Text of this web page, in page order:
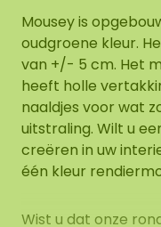
Mousey is
oudgroene kleur.
van +/- 5 cm. Het
heeft holle
naaldjes voor wat
uitstraling. Wilt u
creëren in uw
één kleur
Wist u dat onze